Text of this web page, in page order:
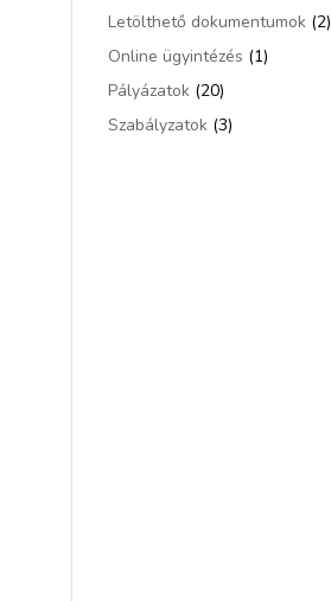
Letölthető dokumentumok (2)
Online ügyintézés (1)
Pályázatok (20)
Szabályzatok (3)